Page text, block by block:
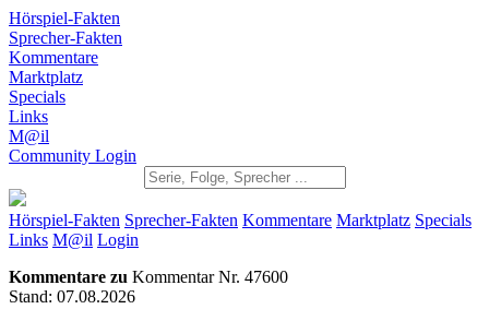
Hörspiel-Fakten
Sprecher-Fakten
Kommentare
Marktplatz
Specials
Links
M@il
Community Login
Hörspiel-Fakten Sprecher-Fakten Kommentare Marktplatz Specials
Links M@il Login
Kommentare zu Kommentar Nr. 47600
Stand: 07.08.2026